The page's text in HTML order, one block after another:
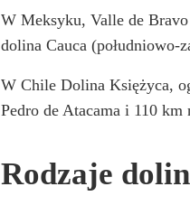
W Meksyku, Valle de
dolina Cauca (południowo-
W Chile Dolina Księżyca,
Pedro de Atacama i 110 km
Rodzaje dolin